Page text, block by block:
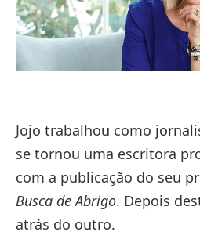
Jojo trabalhou como
se tornou uma escritora
com a publicação do seu
Busca de Abrigo. Depois
atrás do outro.